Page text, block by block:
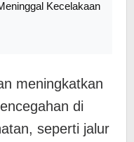
Kecelakaan
meningkatkan
di
seperti jalur